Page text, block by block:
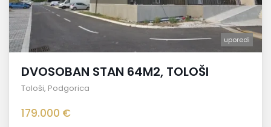
uporedi
DVOSOBAN STAN 64M2, TOLOŠI
Tološi, Podgorica
179.000 €